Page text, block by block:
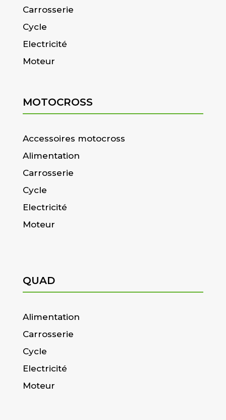
Carrosserie
Cycle
Electricité
Moteur
MOTOCROSS
Accessoires motocross
Alimentation
Carrosserie
Cycle
Electricité
Moteur
QUAD
Alimentation
Carrosserie
Cycle
Electricité
Moteur